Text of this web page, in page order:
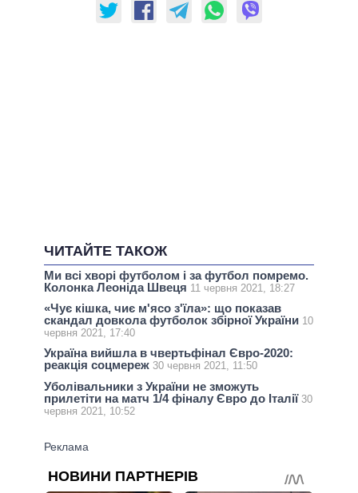
ЧИТАЙТЕ ТАКОЖ
Ми всі хворі футболом і за футбол помремо.
Колонка Леоніда Швеця 11 червня 2021, 18:27
«Чує кішка, чиє м'ясо з'їла»: що показав
скандал довкола футболок збірної України 10
червня 2021, 17:40
Україна вийшла в чвертьфінал Євро-2020:
реакція соцмереж 30 червня 2021, 11:50
Уболівальники з України не зможуть
прилетіти на матч 1/4 фіналу Євро до Італії 30
червня 2021, 10:52